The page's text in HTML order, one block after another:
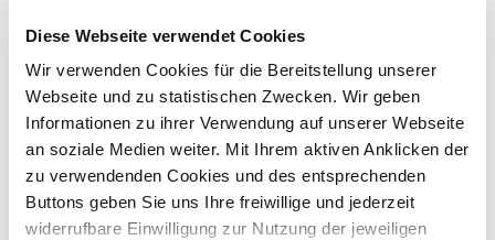
Diese Webseite verwendet Cookies
Wir verwenden Cookies für die Bereitstellung unserer
Webseite und zu statistischen Zwecken. Wir geben
Informationen zu ihrer Verwendung auf unserer Webseite
an soziale Medien weiter. Mit Ihrem aktiven Anklicken der
zu verwendenden Cookies und des entsprechenden
Buttons geben Sie uns Ihre freiwillige und jederzeit
widerrufbare Einwilligung zur Nutzung der jeweiligen
Seite 10
Mail aus Aachen